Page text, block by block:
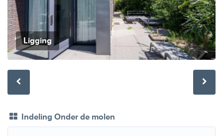
Ligging
Indeling Onder de molen